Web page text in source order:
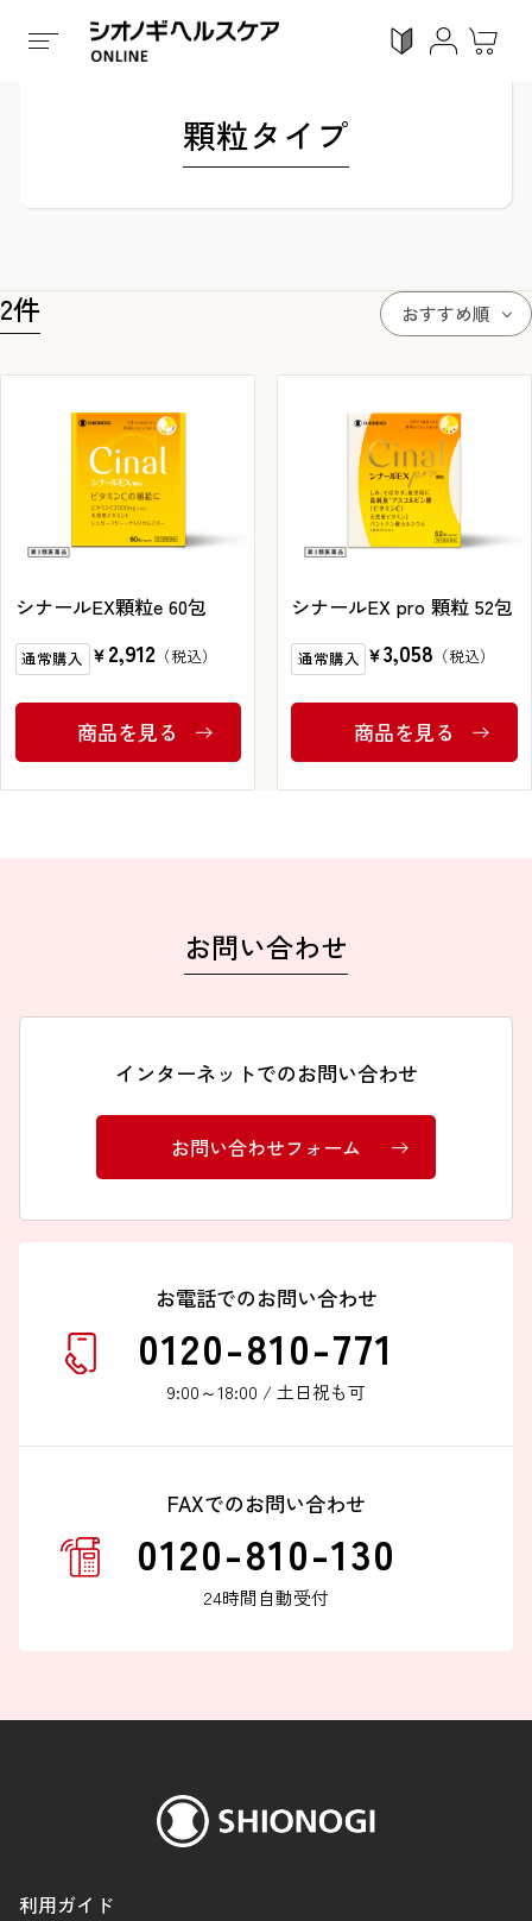
ログイン
カテゴリーで探す
症状から探す
ブランドから探す
外部サービスアカウント連携利用規約
お問い合わせフォーム
0120-810-771
顆粒タイプ
おすすめ順
2件
シナールEX顆粒e 60包
通常購入 ￥2,912
商品を見る
シナールEX pro 顆粒 52包
通常購入 ￥3,058
商品を見る
ホーム / 全ての商品 / くすり 第3類医薬品 顆粒タイプ
お問い合わせ
インターネットでのお問い合わせ
お問い合わせフォーム
お電話でのお問い合わせ
0120-810-771
9:00～18:00 / 土日祝も可
FAXでのお問い合わせ
0120-810-130
24時間自動受付
利用ガイド